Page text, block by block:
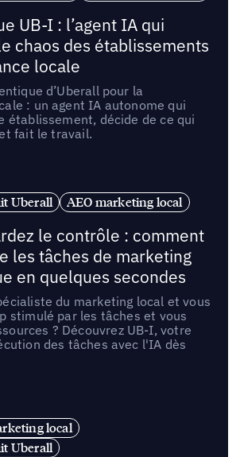
UB-I : l’agent IA qui
chaos des établissements
locale
d’Uberall pour la
: un agent IA autonome qui
établissement, décide de ce qui
fait le travail.
Uberall
AEO marketing local
le contrôle : comment
les tâches de marketing
en quelques secondes
du marketing local et vous
stimulé par les tâches et vous
? Découvrez UB-I, votre
des tâches avec l'IA dès
local
Uberall